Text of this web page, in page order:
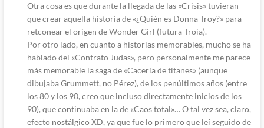
Otra cosa es que durante la llegada de las «Crisis» tuvieran
que crear aquella historia de «¿Quién es Donna Troy?» para
retconear el origen de Wonder Girl (futura Troia).
Por otro lado, en cuanto a historias memorables, mucho se ha
hablado del «Contrato Judas», pero personalmente me parece
más memorable la saga de «Cacería de titanes» (aunque
dibujaba Grummett, no Pérez), de los penúltimos años (entre
los 80 y los 90, creo que incluso directamente inicios de los
90), que continuaba en la de «Caos total»… O tal vez sea, claro,
efecto nostálgico XD, ya que fue lo primero que leí seguido de